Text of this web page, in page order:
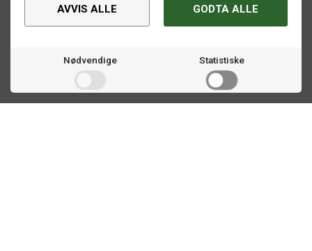
AVVIS ALLE GODTA ALLE
Nødvendige Statistiske